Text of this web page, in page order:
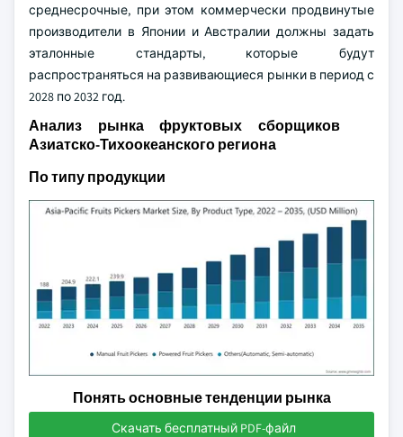
среднесрочные, при этом коммерчески продвинутые
производители в Японии и Австралии должны задать
эталонные стандарты, которые будут
распространяться на развивающиеся рынки в период с
2028 по 2032 год.
Анализ рынка фруктовых сборщиков
Азиатско-Тихоокеанского региона
По типу продукции
Понять основные тенденции рынка
Скачать бесплатный PDF-файл